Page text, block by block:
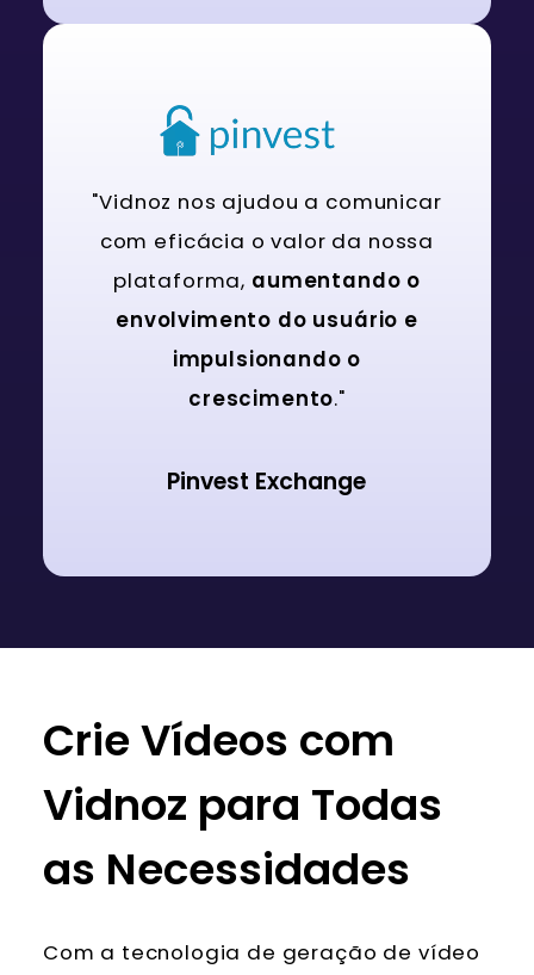
"Vidnoz nos ajudou a comunicar
com eficácia o valor da nossa
plataforma, aumentando o
envolvimento do usuário e
impulsionando o
crescimento."
Pinvest Exchange
Crie Vídeos com
Vidnoz para Todas
as Necessidades
Com a tecnologia de geração de vídeo